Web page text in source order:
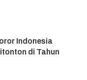
Indonesia
di Tahun